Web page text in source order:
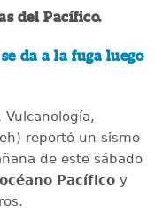
del Pacífico.
da a la fuga luego
reportó un sismo
de este sábado
Pacíficoy